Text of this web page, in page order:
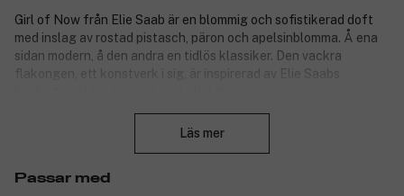
Girl of Now från Elie Saab är en blommig och sofistikerad doft
med inslag av rostad pistasch, päron och apelsinblomma. Å ena
sidan modern, å den andra en tidlös klassiker. Den vackra
flakongen, ett konstverk i sig, är inspirerad av Elie Saabs
Toppnoter: rostad pistasch, päron, mandarin.
Hjärtnoter: magnolia, mandel, apelsinblomma.
Läs mer
Passar med